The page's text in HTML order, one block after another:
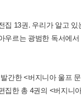
집 13권. 우리가 알고
우르는 광범한 독서에
간한 <버지니아 울프
집한 총 4권의 <버지니